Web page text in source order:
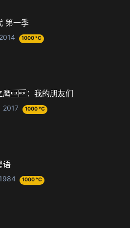
第一季
2014 1000 °C
鹰：我的朋友们
2017 1000 °C
语
1984 1000 °C